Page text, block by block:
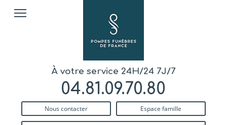
À votre service 24H/24 7J/7
04.81.09.70.80
Nous contacter Espace famille